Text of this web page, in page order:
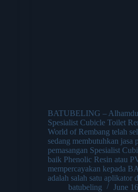
BATUBELING –
Spesialist Cubicle Toilet
World of Rembang telah
sedang membutuhkan jasa
pemasangan Spesialist
baik Phenolic Resin atau
mempercayakan kepada
adalah salah satu aplikator
batubeling
June